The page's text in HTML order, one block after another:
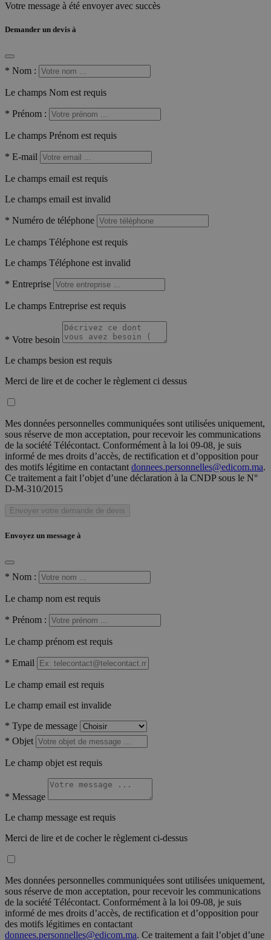
Votre message à été envoyer avec succès
Demander un devis à
* Nom :
Le champs Nom est requis
* Prénom :
Le champs Prénom est requis
* E-mail
Le champs email est requis
Le champs email est invalid
* Numéro de téléphone
Le champs Téléphone est requis
Le champs Téléphone est invalid
* Entreprise
Le champs Entreprise est requis
* Votre besoin
Le champs besion est requis
Merci de lire et de cocher le règlement ci dessus
Mes données personnelles communiquées sont utilisées uniquement,
sous réserve de mon acceptation, pour recevoir les communications
de la société Télécontact. Conformément à la loi 09-08, je suis
informé de mes droits d’accès, de rectification et d’opposition pour
des motifs légitime en contactant donnees.personnelles@edicom.ma.
Ce traitement a fait l’objet d’une déclaration à la CNDP sous le N°
D-M-310/2015
Envoyer votre demande de devis
Envoyez un message à
* Nom :
Le champ nom est requis
* Prénom :
Le champ prénom est requis
* Email
Le champ email est requis
Le champ email est invalide
* Type de message
* Objet
Le champ objet est requis
* Message
Le champ message est requis
Merci de lire et de cocher le règlement ci-dessus
Mes données personnelles communiquées sont utilisées uniquement,
sous réserve de mon acceptation, pour recevoir les communications
de la société Télécontact. Conformément à la loi 09-08, je suis
informé de mes droits d’accès, de rectification et d’opposition pour
des motifs légitimes en contactant
donnees.personnelles@edicom.ma. Ce traitement a fait l’objet d’une